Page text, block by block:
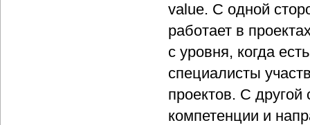
value. С одной
работает в
с уровня, когда
специалисты
проектов. С
компетенции и